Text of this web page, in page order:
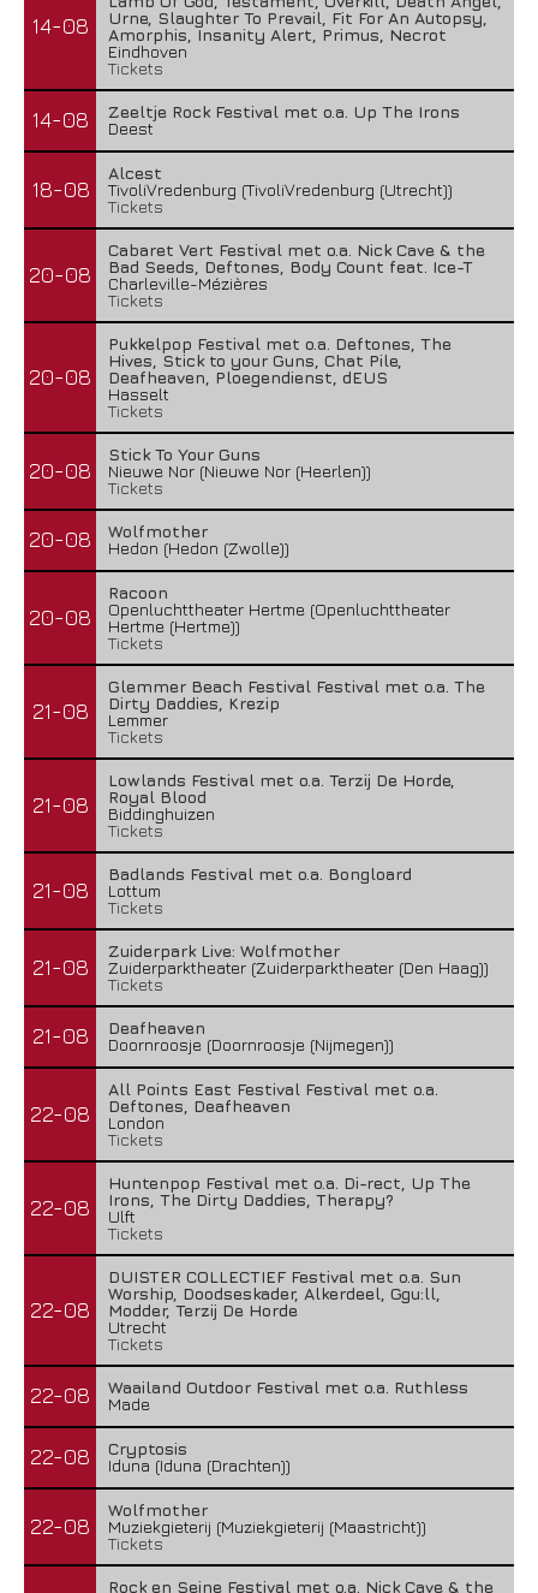
14-08
Urne, Slaughter To Prevail, Fit For An Autopsy,
Amorphis, Insanity Alert, Primus, Necrot
Eindhoven
Tickets
14-08
Zeeltje Rock Festival met o.a. Up The Irons
Deest
18-08
Alcest
TivoliVredenburg (TivoliVredenburg (Utrecht))
Tickets
20-08
Cabaret Vert Festival met o.a. Nick Cave & the
Bad Seeds, Deftones, Body Count feat. Ice-T
Charleville-Mézières
Tickets
20-08
Pukkelpop Festival met o.a. Deftones, The
Hives, Stick to your Guns, Chat Pile,
Deafheaven, Ploegendienst, dEUS
Hasselt
Tickets
20-08
Stick To Your Guns
Nieuwe Nor (Nieuwe Nor (Heerlen))
Tickets
20-08
Wolfmother
Hedon (Hedon (Zwolle))
20-08
Racoon
Openluchttheater Hertme (Openluchttheater
Hertme (Hertme))
Tickets
21-08
Glemmer Beach Festival Festival met o.a. The
Dirty Daddies, Krezip
Lemmer
Tickets
21-08
Lowlands Festival met o.a. Terzij De Horde,
Royal Blood
Biddinghuizen
Tickets
21-08
Badlands Festival met o.a. Bongloard
Lottum
Tickets
21-08
Zuiderpark Live: Wolfmother
Zuiderparktheater (Zuiderparktheater (Den Haag))
Tickets
21-08
Deafheaven
Doornroosje (Doornroosje (Nijmegen))
22-08
All Points East Festival Festival met o.a.
Deftones, Deafheaven
London
Tickets
22-08
Huntenpop Festival met o.a. Di-rect, Up The
Irons, The Dirty Daddies, Therapy?
Ulft
Tickets
22-08
DUISTER COLLECTIEF Festival met o.a. Sun
Worship, Doodseskader, Alkerdeel, Ggu:ll,
Modder, Terzij De Horde
Utrecht
Tickets
22-08
Waailand Outdoor Festival met o.a. Ruthless
Made
22-08
Cryptosis
Iduna (Iduna (Drachten))
22-08
Wolfmother
Muziekgieterij (Muziekgieterij (Maastricht))
Tickets
Rock en Seine Festival met o.a. Nick Cave & the